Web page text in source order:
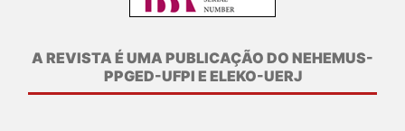
A REVISTA É UMA PUBLICAÇÃO DO NEHEMUS-
PPGED-UFPI E ELEKO-UERJ